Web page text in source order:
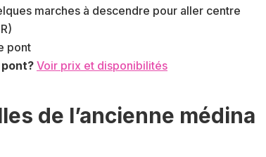
marches à descendre pour aller centre
pont
pont?Voir prix et disponibilités
de l’ancienne médina